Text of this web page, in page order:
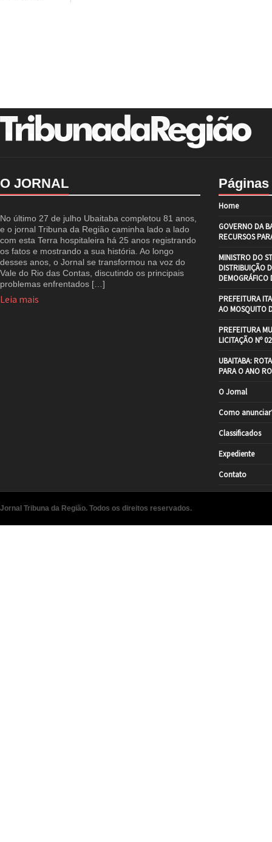
O JORNAL
No último 27 de julho Ubaitaba completou 81 anos,
e o jornal Tribuna da Região caminha lado a lado
com esta Terra hospitaleira há 25 anos registrando
os fatos e mostrando a sua história. Ao longo
desses anos, o Jornal se transformou na voz do
Vale do Rio das Contas, discutindo os principais
problemas enfrentados […]
Leia mais
Páginas
Home
GOVERNO DA
RECURSOS
MINISTRO DO
DISTRIBUIÇÃO
DEMOGRÁFICO
PREFEITURA
AO MOSQUITO
PREFEITURA
LICITAÇÃO Nº
UBAITABA:
PARA O ANO
O Jornal
Como
Classificados
Expediente
Contato
Jornal Tribuna da Região. Todos os direitos reservados.